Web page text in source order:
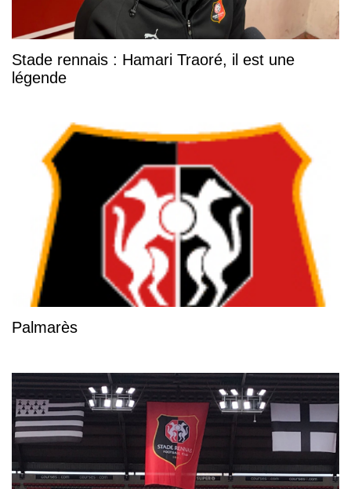
Stade rennais : Hamari Traoré, il est une
légende
Palmarès